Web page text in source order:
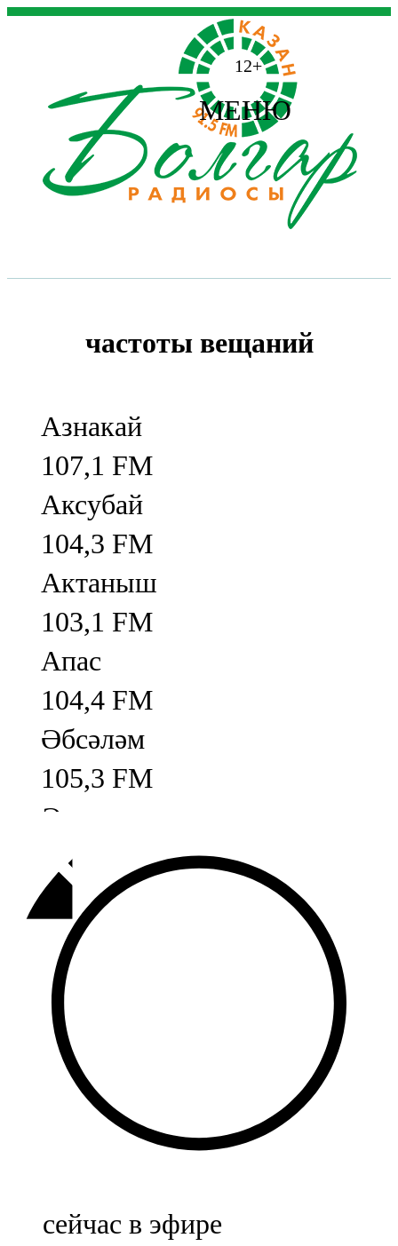
12+
МЕНЮ
частоты вещаний
Азнакай
107,1 FM
Аксубай
104,3 FM
Актаныш
103,1 FM
Апас
104,4 FM
Әбсәләм
105,3 FM
Әлмәт
92,9 FM
Базарлы матак
107,1 FM
Балык бистәсе
104,9 FM
Баулы
107,5 FM
Биләр
Болгар
сейчас в эфире